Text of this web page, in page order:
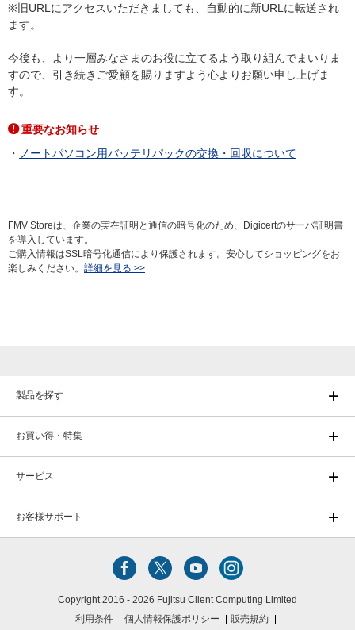
※旧URLにアクセスいただきましても、自動的に新URLに転送され
ます。
今後も、より一層みなさまのお役に立てるよう取り組んでまいりま
すので、引き続きご愛顧を賜りますよう心よりお願い申し上げま
す。
重要なお知らせ
ノートパソコン用バッテリパックの交換・回収について
FMV Storeは、企業の実在証明と通信の暗号化のため、Digicertのサーバ証明書
を導入しています。
ご購入情報はSSL暗号化通信により保護されます。安心してショッピングをお
楽しみください。 詳細を見る >>
製品を探す
お買い得・特集
サービス
お客様サポート
Copyright 2016 - 2026 Fujitsu Client Computing Limited
利用条件
個人情報保護ポリシー 販売規約